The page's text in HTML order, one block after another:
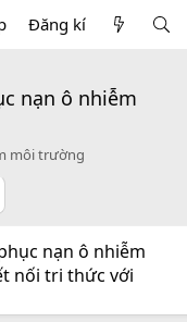
Đăng kí
nạn ô nhiễm
môi trường
nạn ô nhiễm
nối tri thức với